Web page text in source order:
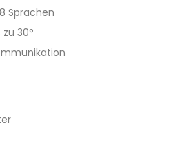
Sprachen
30°